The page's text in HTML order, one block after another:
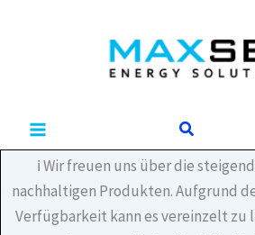
Suchen
ℹ️ Wir freuen uns über die
nachhaltigen Produkten. Aufgrund
Verfügbarkeit kann es vereinzelt zu